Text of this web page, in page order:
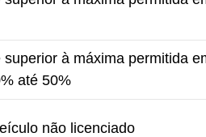
superior à máxima permitida
até 50%
não licenciado